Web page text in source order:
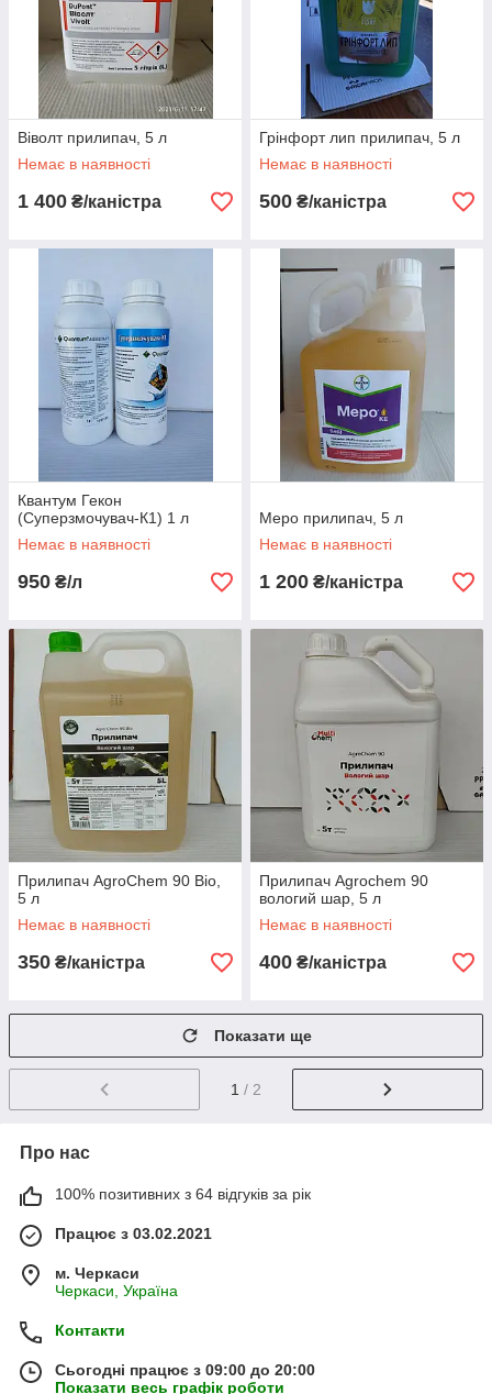
Віволт прилипач, 5 л
Немає в наявності
1 400 ₴/каністра
Грінфорт лип прилипач, 5 л
Немає в наявності
500 ₴/каністра
Квантум Гекон
(Суперзмочувач-К1) 1 л
Немає в наявності
950 ₴/л
Меро прилипач, 5 л
Немає в наявності
1 200 ₴/каністра
Прилипач AgroChem 90 Bio,
5 л
Немає в наявності
350 ₴/каністра
Прилипач Agrochem 90
вологий шар, 5 л
Немає в наявності
400 ₴/каністра
Показати ще
1 / 2
Про нас
100% позитивних з 64 відгуків за рік
Працює з 03.02.2021
м. Черкаси
Черкаси, Україна
Контакти
Сьогодні працює з 09:00 до 20:00
Показати весь графік роботи